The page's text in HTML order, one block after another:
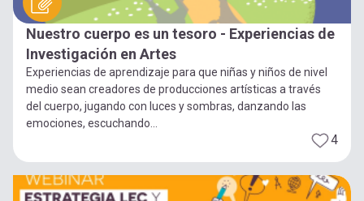
Nuestro cuerpo es un tesoro - Experiencias de
Investigación en Artes
Experiencias de aprendizaje para que niñas y niños de nivel
medio sean creadores de producciones artísticas a través
del cuerpo, jugando con luces y sombras, danzando las
emociones, escuchando...
4